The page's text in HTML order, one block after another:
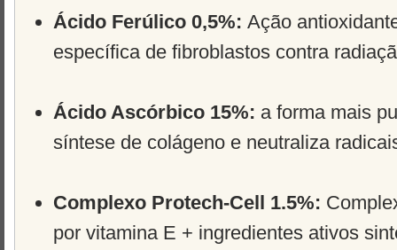
Ácido Ferúlico 0,5%: Ação
específica de fibroblastos contra
Ácido Ascórbico 15%: a forma mais
síntese de colágeno e neutraliza
Complexo Protech-Cell 1.5%:
por vitamina E + ingredientes ativos